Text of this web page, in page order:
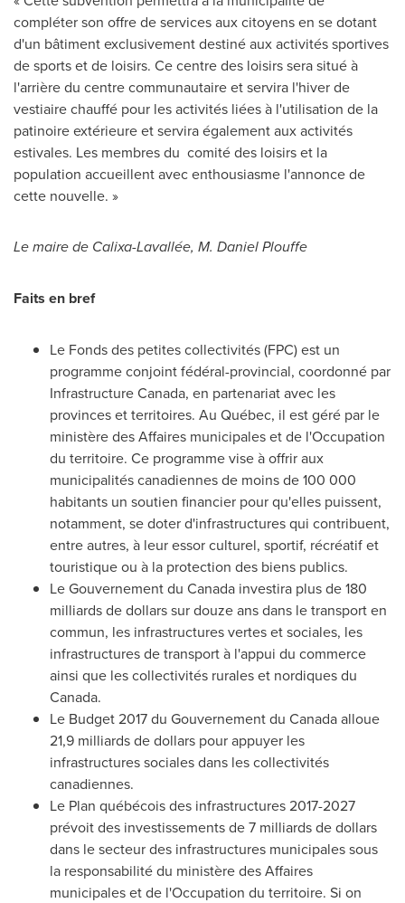
compléter son offre de services aux citoyens en se dotant
d'un bâtiment exclusivement destiné aux activités sportives
de sports et de loisirs. Ce centre des loisirs sera situé à
l'arrière du centre communautaire et servira l'hiver de
vestiaire chauffé pour les activités liées à l'utilisation de la
patinoire extérieure et servira également aux activités
estivales. Les membres du comité des loisirs et la
population accueillent avec enthousiasme l'annonce de
cette nouvelle. »
Le maire de Calixa-Lavallée, M. Daniel Plouffe
Faits en bref
Le Fonds des petites collectivités (FPC) est un
programme conjoint fédéral-provincial, coordonné par
Infrastructure Canada, en partenariat avec les
provinces et territoires. Au Québec, il est géré par le
ministère des Affaires municipales et de l'Occupation
du territoire. Ce programme vise à offrir aux
municipalités canadiennes de moins de 100 000
habitants un soutien financier pour qu'elles puissent,
notamment, se doter d'infrastructures qui contribuent,
entre autres, à leur essor culturel, sportif, récréatif et
touristique ou à la protection des biens publics.
Le Gouvernement du Canada investira plus de 180
milliards de dollars sur douze ans dans le transport en
commun, les infrastructures vertes et sociales, les
infrastructures de transport à l'appui du commerce
ainsi que les collectivités rurales et nordiques du
Canada.
Le Budget 2017 du Gouvernement du Canadaalloue
21,9 milliards de dollars pour appuyer les
infrastructures sociales dans les collectivités
canadiennes.
Le Plan québécois des infrastructures 2017-2027
prévoit des investissements de 7 milliards de dollars
dans le secteur des infrastructures municipales sous
la responsabilité du ministère des Affaires
municipales et de l'Occupation du territoire. Si on